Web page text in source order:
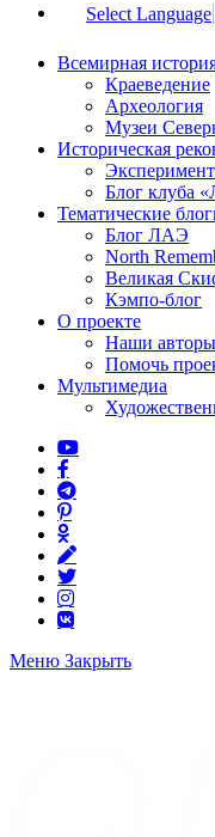
Select Language
Всемирная
Краеведение
Археология
Музеи
Историческая
Блог клуба
Тематические
Блог ЛАЭ
North
Великая
Кэмпо-блог
О проекте
Наши авторы
Помочь
Мультимедиа
Меню Закрыть